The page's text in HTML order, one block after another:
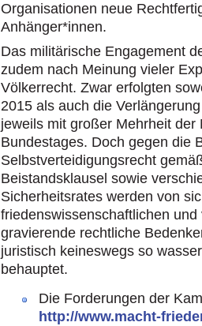
Organisationen neue
Anhänger*innen.
Das militärische Engagement
zudem nach Meinung vieler
Völkerrecht. Zwar erfolgten
2015 als auch die
jeweils mit großer Mehrheit
Bundestages. Doch gegen die
Selbstverteidigungsrecht
Beistandsklausel sowie
Sicherheitsrates werden von
friedenswissenschaftlichen
gravierende rechtliche
juristisch keineswegs so
behauptet.
Die Forderungen der
http://www.macht-